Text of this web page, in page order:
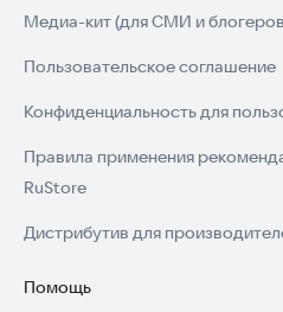
Медиа-кит (для СМИ и
Пользовательское соглашение
Конфиденциальность для
Правила применения
RuStore
Дистрибутив для
Помощь